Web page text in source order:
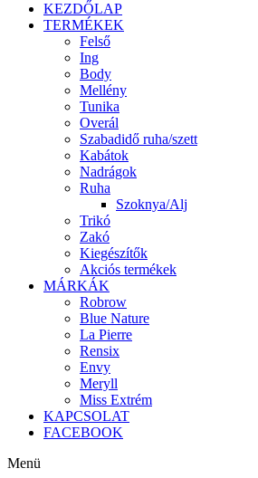
KEZDŐLAP
TERMÉKEK
Felső
Ing
Body
Mellény
Tunika
Overál
Szabadidő ruha/szett
Kabátok
Nadrágok
Ruha
Szoknya/Alj
Trikó
Zakó
Kiegészítők
Akciós termékek
MÁRKÁK
Robrow
Blue Nature
La Pierre
Rensix
Envy
Meryll
Miss Extrém
KAPCSOLAT
FACEBOOK
Menü